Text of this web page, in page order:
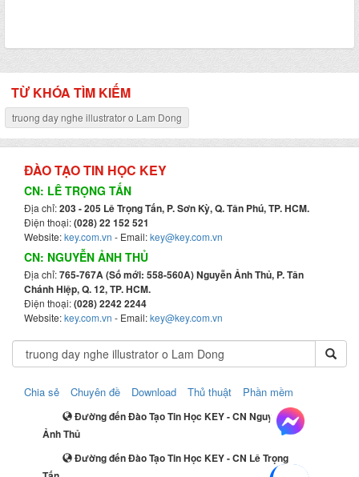
TỪ KHÓA TÌM KIẾM
truong day nghe illustrator o Lam Dong
ĐÀO TẠO TIN HỌC KEY
CN: LÊ TRỌNG TẤN
Địa chỉ:203 - 205 Lê Trọng Tấn, P. Sơn Kỳ, Q. Tân Phú, TP. HCM.
Điện thoại:(028) 22 152 521
Website:key.com.vn - Email:key@key.com.vn
CN: NGUYỄN ẢNH THỦ
Địa chỉ:765-767A (Số mới: 558-560A) Nguyễn Ảnh Thủ, P. Tân
Chánh Hiệp, Q. 12, TP. HCM.
Điện thoại:(028) 2242 2244
Website:key.com.vn - Email:key@key.com.vn
Chia sẻ Chuyên đề Download Thủ thuật Phần mềm
Đường đến Đào Tạo Tin Học KEY - CN Nguyễn
Ảnh Thủ
Đường đến Đào Tạo Tin Học KEY - CN Lê Trọng